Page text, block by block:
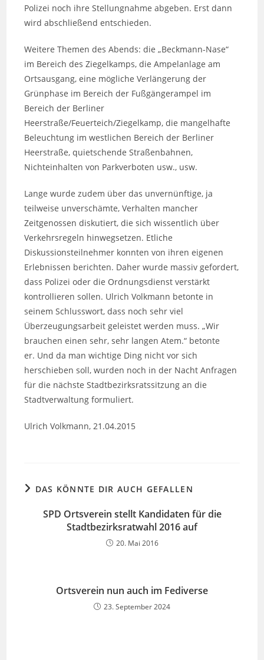
Polizei noch ihre Stellungnahme abgeben. Erst dann
wird abschließend entschieden.
Weitere Themen des Abends: die „Beckmann-Nase“
im Bereich des Ziegelkamps, die Ampelanlage am
Ortsausgang, eine mögliche Verlängerung der
Grünphase im Bereich der Fußgängerampel im
Bereich der Berliner
Heerstraße/Feuerteich/Ziegelkamp, die mangelhafte
Beleuchtung im westlichen Bereich der Berliner
Heerstraße, quietschende Straßenbahnen,
Nichteinhalten von Parkverboten usw., usw.
Lange wurde zudem über das unvernünftige, ja
teilweise unverschämte, Verhalten mancher
Zeitgenossen diskutiert, die sich wissentlich über
Verkehrsregeln hinwegsetzen. Etliche
Diskussionsteilnehmer konnten von ihren eigenen
Erlebnissen berichten. Daher wurde massiv gefordert,
dass Polizei oder die Ordnungsdienst verstärkt
kontrollieren sollen. Ulrich Volkmann betonte in
seinem Schlusswort, dass noch sehr viel
Überzeugungsarbeit geleistet werden muss. „Wir
brauchen einen sehr, sehr langen Atem.“ betonte
er. Und da man wichtige Ding nicht vor sich
herschieben soll, wurden noch in der Nacht Anfragen
für die nächste Stadtbezirksratssitzung an die
Stadtverwaltung formuliert.
Ulrich Volkmann, 21.04.2015
DAS KÖNNTE DIR AUCH GEFALLEN
SPD Ortsverein stellt Kandidaten für die
Stadtbezirksratwahl 2016 auf
20. Mai 2016
Ortsverein nun auch im Fediverse
23. September 2024